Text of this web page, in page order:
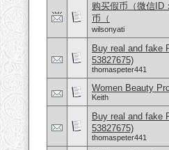
购买假币（微信ID
币（
wilsonyati
Buy real and fake
53827675)
thomaspeter441
Women Beauty
Keith
Buy real and fake
53827675)
thomaspeter441